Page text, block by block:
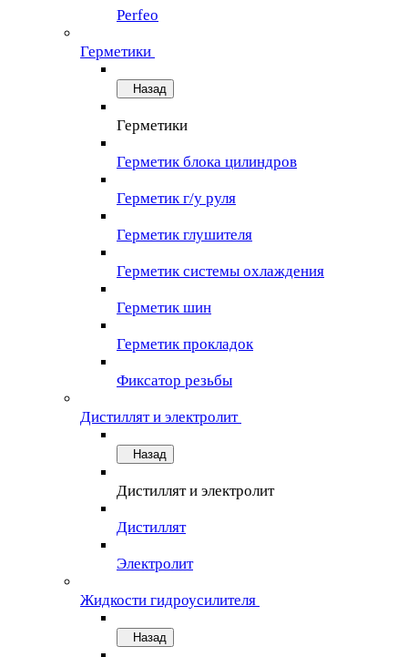
Perfeo
Герметики
Назад
Герметики
Герметик блока цилиндров
Герметик г/у руля
Герметик глушителя
Герметик системы охлаждения
Герметик шин
Герметик прокладок
Фиксатор резьбы
Дистиллят и электролит
Назад
Дистиллят и электролит
Дистиллят
Электролит
Жидкости гидроусилителя
Назад